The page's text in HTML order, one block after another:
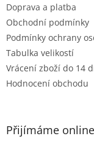
Doprava a platba
Obchodní podmínky
Podmínky ochrany
Tabulka velikostí
Vrácení zboží do 14
Hodnocení obchodu
Přijímáme